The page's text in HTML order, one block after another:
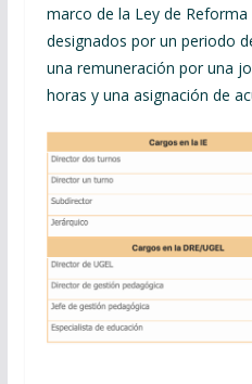
marco de la Ley de
designados por un periodo
una remuneración por una
horas y una asignación de